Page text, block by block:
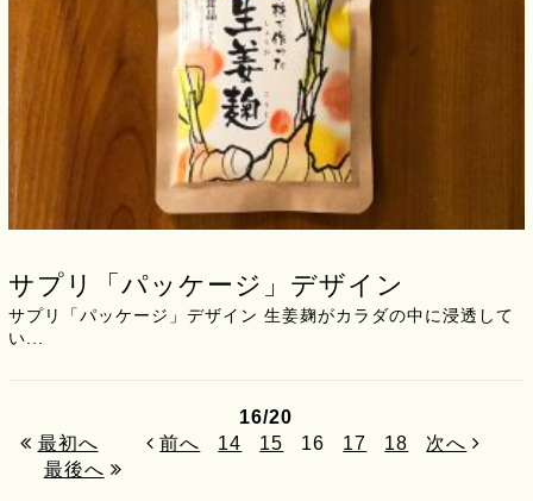
サプリ「パッケージ」デザイン
サプリ「パッケージ」デザイン 生姜麹がカラダの中に浸透して
い...
16/20
最初へ
前へ 14 15 16 17 18
次へ
最後へ